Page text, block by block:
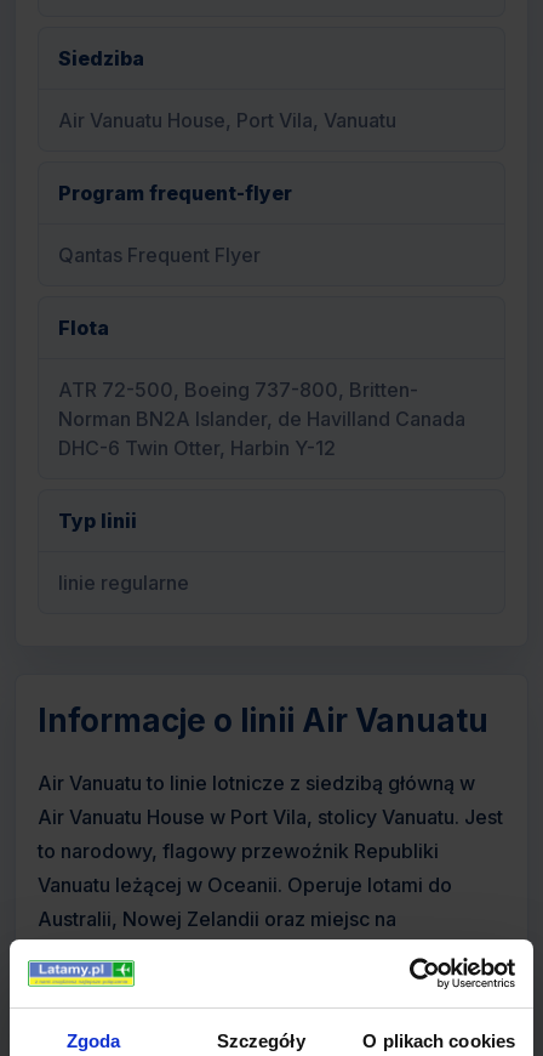
Zgoda Szczegóły O plikach cookies
Siedziba
Air Vanuatu House, Port Vila, Vanuatu
Program frequent-flyer
Qantas Frequent Flyer
Flota
ATR 72-500, Boeing 737-800, Britten-
Norman BN2A Islander, de Havilland Canada
DHC-6 Twin Otter, Harbin Y-12
Typ linii
linie regularne
Informacje o linii Air Vanuatu
Air Vanuatu to linie lotnicze z siedzibą główną w
Air Vanuatu House w Port Vila, stolicy Vanuatu. Jest
to narodowy, flagowy przewoźnik Republiki
Vanuatu leżącej w Oceanii. Operuje lotami do
Australii, Nowej Zelandii oraz miejsc na
Południowym Pacyfiku. Główną bazą lotniczą linii
jest Bauerfield International Airport w Port Vila.